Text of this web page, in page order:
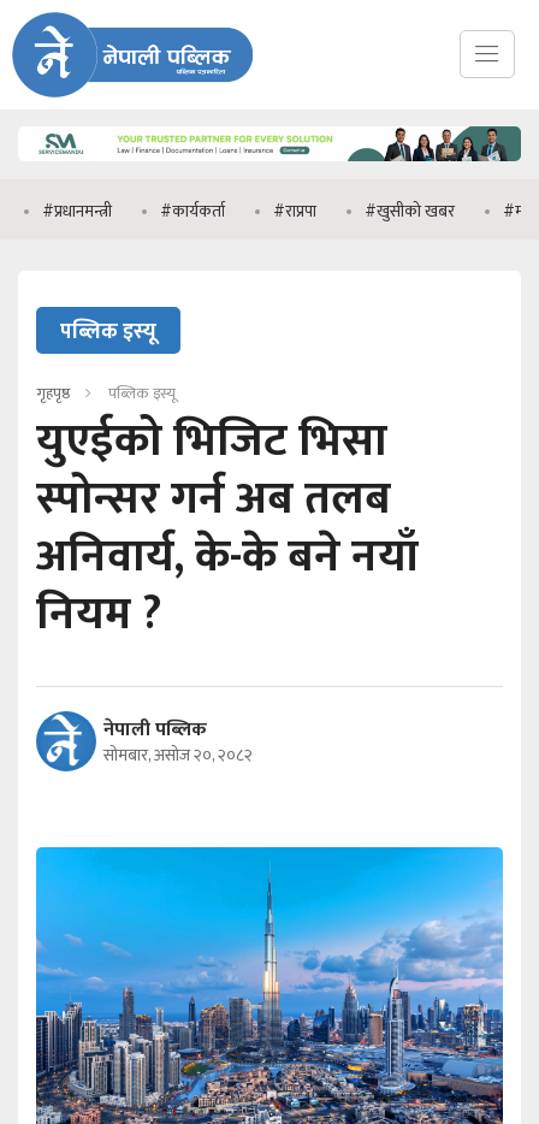
#कार्यकर्ता #राप्रपा #खुसीको खबर #मनिष झा
पब्लिक इस्यू
गृहपृष्ठ पब्लिक इस्यू
युएईको भिजिट भिसा
स्पोन्सर गर्न अब तलब
अनिवार्य, के-के बने नयाँ
नियम ?
नेपाली पब्लिक
सोमबार, असोज २०, २०८२